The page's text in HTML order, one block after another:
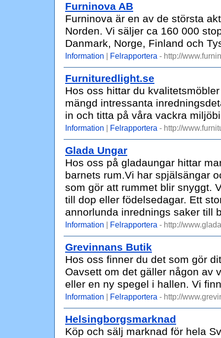
Furninova AB
Furninova är en av de största
Norden. Vi säljer ca 160 000
Danmark, Norge, Finland och
Information | Felrapportera - http://
Furnituredlight.se
Hos oss hittar du
mängd intressanta
in och titta på våra vackra
Information | Felrapportera - http://
Glada Ungar
Hos oss på gladaungar hittar
barnets rum.Vi har spjälsängar
som gör att rummet blir snyggt.
till dop eller födelsedagar. Ett
annorlunda inrednings saker till
Information | Felrapportera - http://
Grevinnans Butik
Hos oss finner du det som gör
Oavsett om det gäller någon av
eller en ny spegel i hallen. Vi
Information | Felrapportera - http://
Helsingborgsmarknad
Köp och sälj marknad för hela